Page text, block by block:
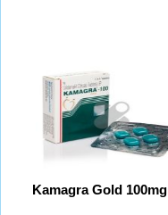
Kamagra Gold 100mg